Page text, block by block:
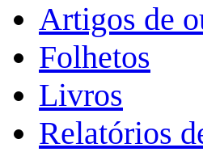
Artigos de
Folhetos
Livros
Relatórios